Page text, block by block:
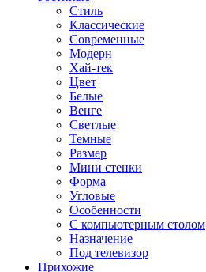
Стиль
Классические
Современные
Модерн
Хай-тек
Цвет
Белые
Венге
Светлые
Темные
Размер
Мини стенки
Форма
Угловые
Особенности
С компьютерным столом
Назначение
Под телевизор
Прихожие